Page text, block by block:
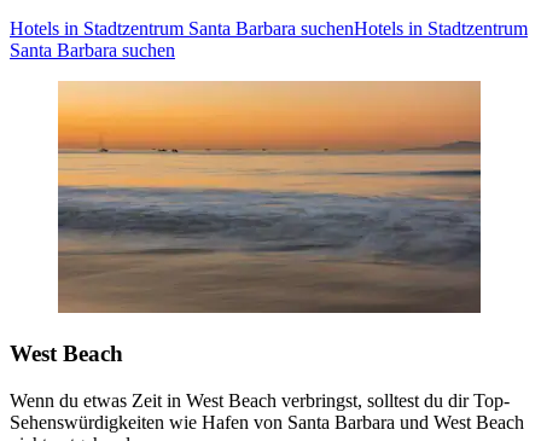
Hotels in Stadtzentrum Santa Barbara suchenHotels in Stadtzentrum
Santa Barbara suchen
West Beach
Wenn du etwas Zeit in West Beach verbringst, solltest du dir Top-
Sehenswürdigkeiten wie Hafen von Santa Barbara und West Beach